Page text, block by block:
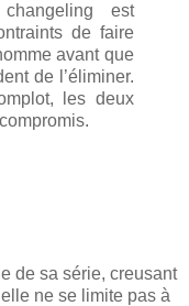
changeling est
de faire
avant que
de l’éliminer.
les deux
de sa série, creusant
ne se limite pas à